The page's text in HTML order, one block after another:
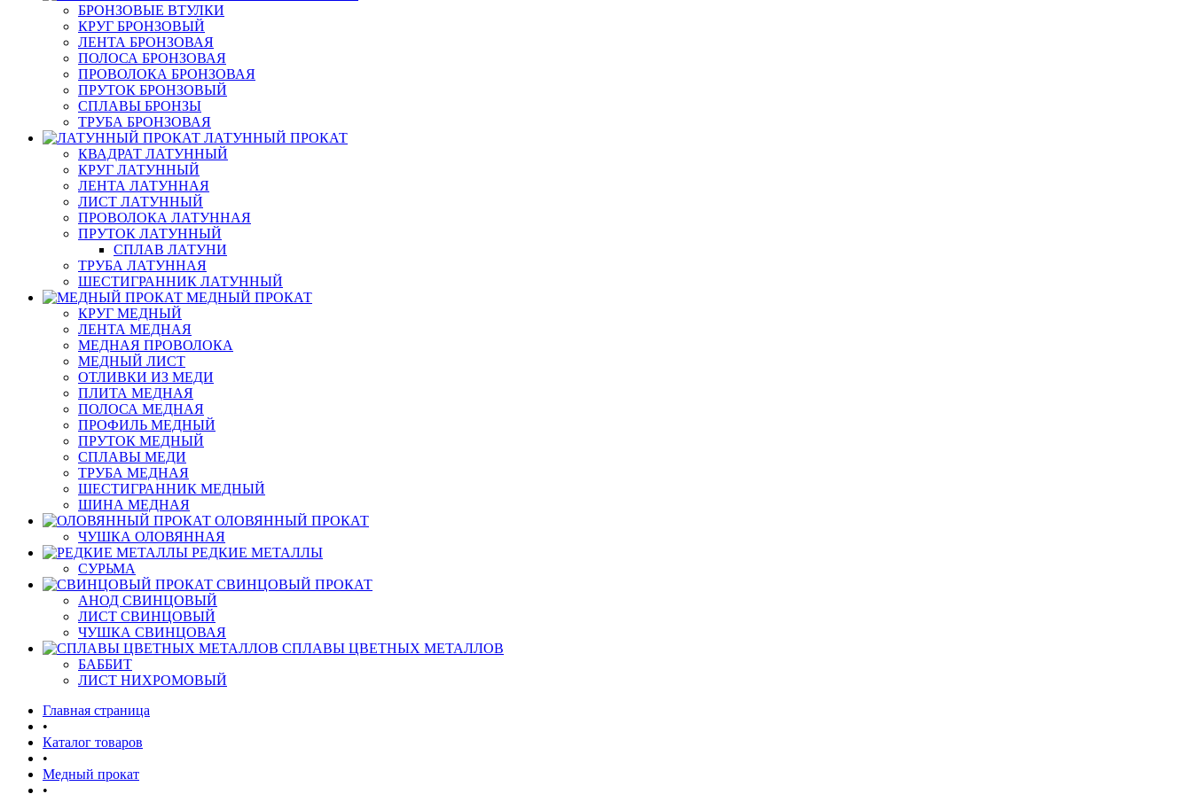
БРОНЗОВЫЕ ВТУЛКИ
КРУГ БРОНЗОВЫЙ
ЛЕНТА БРОНЗОВАЯ
ПОЛОСА БРОНЗОВАЯ
ПРОВОЛОКА БРОНЗОВАЯ
ПРУТОК БРОНЗОВЫЙ
СПЛАВЫ БРОНЗЫ
ТРУБА БРОНЗОВАЯ
ЛАТУННЫЙ ПРОКАТ
КВАДРАТ ЛАТУННЫЙ
КРУГ ЛАТУННЫЙ
ЛЕНТА ЛАТУННАЯ
ЛИСТ ЛАТУННЫЙ
ПРОВОЛОКА ЛАТУННАЯ
ПРУТОК ЛАТУННЫЙ
СПЛАВ ЛАТУНИ
ТРУБА ЛАТУННАЯ
ШЕСТИГРАННИК ЛАТУННЫЙ
МЕДНЫЙ ПРОКАТ
КРУГ МЕДНЫЙ
ЛЕНТА МЕДНАЯ
МЕДНАЯ ПРОВОЛОКА
МЕДНЫЙ ЛИСТ
ОТЛИВКИ ИЗ МЕДИ
ПЛИТА МЕДНАЯ
ПОЛОСА МЕДНАЯ
ПРОФИЛЬ МЕДНЫЙ
ПРУТОК МЕДНЫЙ
СПЛАВЫ МЕДИ
ТРУБА МЕДНАЯ
ШЕСТИГРАННИК МЕДНЫЙ
ШИНА МЕДНАЯ
ОЛОВЯННЫЙ ПРОКАТ
ЧУШКА ОЛОВЯННАЯ
РЕДКИЕ МЕТАЛЛЫ
СУРЬМА
СВИНЦОВЫЙ ПРОКАТ
АНОД СВИНЦОВЫЙ
ЛИСТ СВИНЦОВЫЙ
ЧУШКА СВИНЦОВАЯ
СПЛАВЫ ЦВЕТНЫХ МЕТАЛЛОВ
БАББИТ
ЛИСТ НИХРОМОВЫЙ
Главная страница
•
Каталог товаров
•
Медный прокат
•